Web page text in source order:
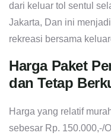
dari keluar tol sentul
Jakarta, Dan ini
rekreasi bersama
Harga Paket
dan Tetap
Harga yang relatif
sebesar Rp. 150.000,-/